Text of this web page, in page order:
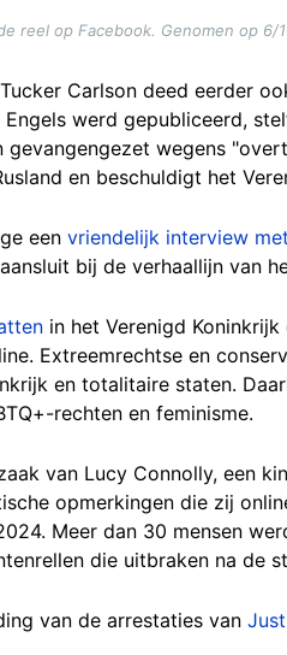
reel op Facebook. Genomen op 6/
Carlson deed eerder
werd gepubliceerd,
wegens
en beschuldigt het
een vriendelijk interview
bij de verhaallijn van
in het Verenigd Koninkrijk
Extreemrechtse en
en totalitaire staten.
rechten en feminisme.
van Lucy Connolly, een
opmerkingen die zij
Meer dan 30 mensen
die uitbraken na de
van de arrestaties van